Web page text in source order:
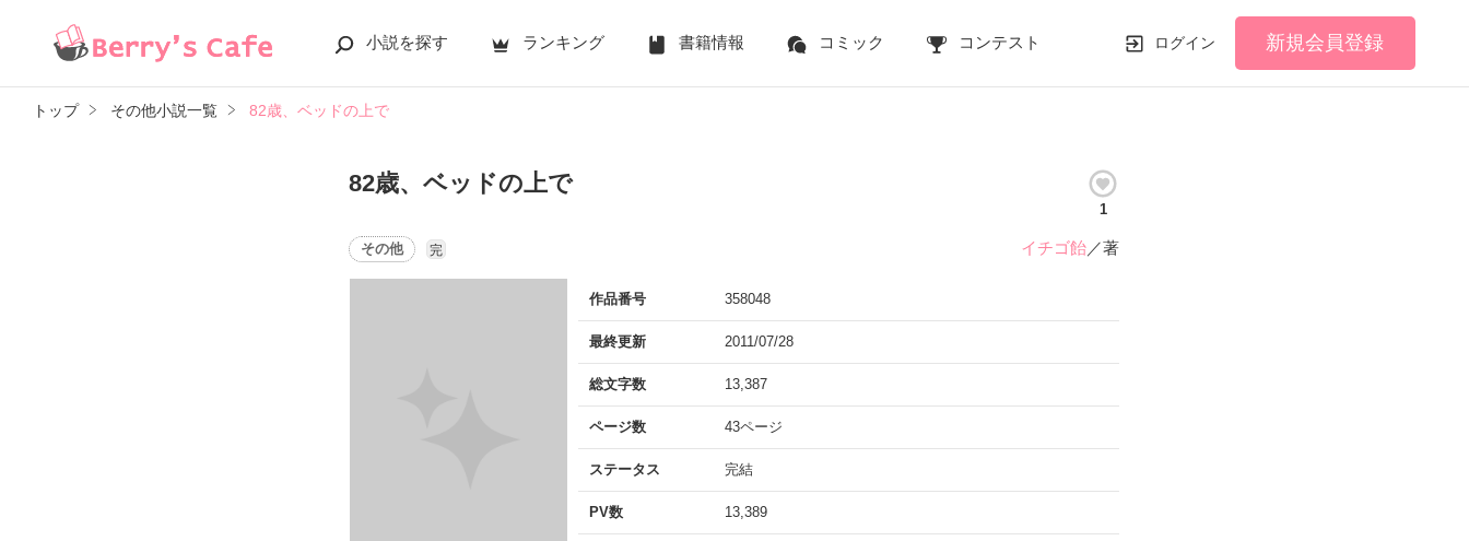
小説を探す ランキング 書籍情報 コミック コンテスト ログイン 新規会員登録
トップ その他小説一覧 82歳、ベッドの上で
82歳、ベッドの上で
1
その他 完 イチゴ飴／著
作品番号 358048
最終更新 2011/07/28
総文字数 13,387
ページ数 43ページ
ステータス 完結
PV数 13,389